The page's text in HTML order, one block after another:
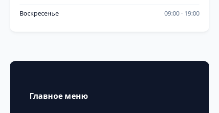
Воскресенье 09:00 19:00
Главное меню